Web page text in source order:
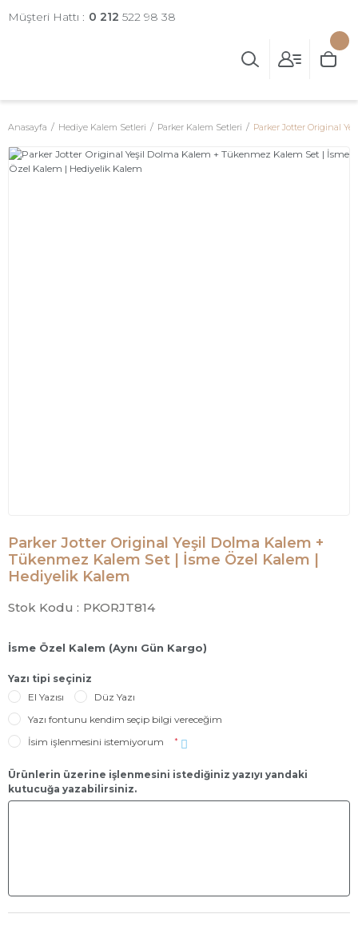
Müşteri Hattı : 0 212 522 98 38
Anasayfa Hediye Kalem Setleri Parker Kalem Setleri Parker Jotter Original
Parker Jotter Original Yeşil Dolma Kalem +
Tükenmez Kalem Set | İsme Özel Kalem |
Hediyelik Kalem
Stok Kodu : PKORJT814
İsme Özel Kalem (Aynı Gün Kargo)
Yazı tipi seçiniz
El Yazısı
Düz Yazı
Yazı fontunu kendim seçip bilgi vereceğim
İsim işlenmesini istemiyorum
*
Ürünlerin üzerine işlenmesini istediğiniz yazıyı yandaki
kutucuğa yazabilirsiniz.